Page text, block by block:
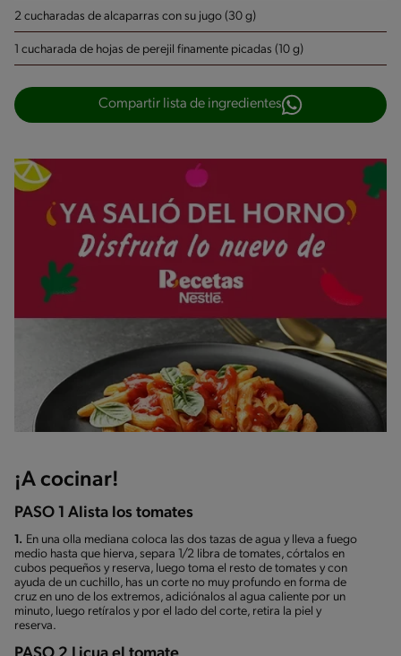
2 cucharadas de alcaparras con su jugo (30 g)
1 cucharada de hojas de perejil finamente picadas (10 g)
Compartir lista de ingredientes
¡A cocinar!
PASO 1 Alista los tomates
1. En una olla mediana coloca las dos tazas de agua y lleva a fuego
medio hasta que hierva, separa 1/2 libra de tomates, córtalos en
cubos pequeños y reserva, luego toma el resto de tomates y con
ayuda de un cuchillo, has un corte no muy profundo en forma de
cruz en uno de los extremos, adiciónalos al agua caliente por un
minuto, luego retíralos y por el lado del corte, retira la piel y
reserva.